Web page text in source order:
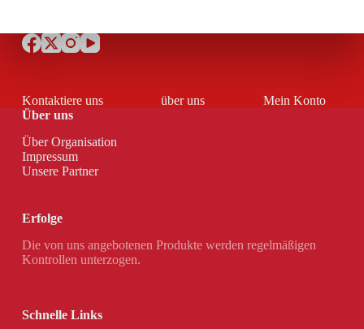
Kontaktiere uns über uns
Mein Konto
Über uns
Über Organisation
Impressum
Unsere Partner
Erfolge
Die von uns angebotenen Produkte werden regelmäßigen
Kontrollen unterzogen.
Schnelle Links